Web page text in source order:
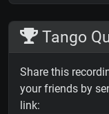
Tango
Share this
your friends by
link: